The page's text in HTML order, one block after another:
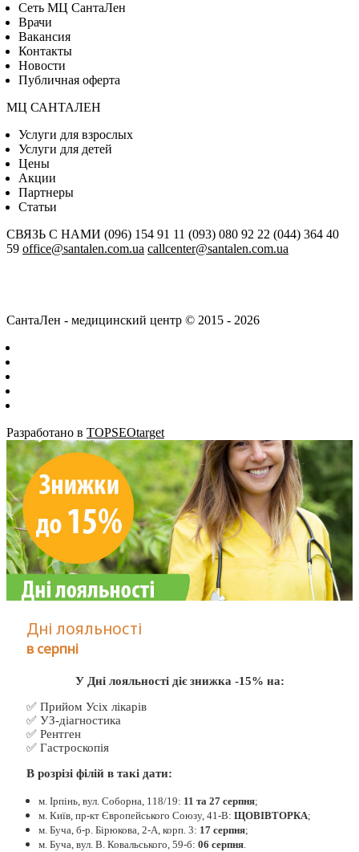
Сеть МЦ СантаЛен
Врачи
Вакансия
Контакты
Новости
Публичная оферта
МЦ САНТАЛЕН
Услуги для взрослых
Услуги для детей
Цены
Акции
Партнеры
Статьи
СВЯЗЬ С НАМИ (096) 154 91 11 (093) 080 92 22 (044) 364 40
59 office@santalen.com.ua callcenter@santalen.com.ua
СантаЛен - медицинский центр © 2015 - 2026
Разработано в TOPSEOtarget
Дні лояльності
в серпні
У Дні лояльності діє знижка -15% на:
✅ Прийом Усіх лікарів
✅ УЗ-діагностика
✅ Рентген
✅ Гастроскопія
В розрізі філій в такі дати:
м. Ірпінь, вул. Соборна, 118/19: 11 та 27 серпня;
м. Київ, пр-кт Європейського Союзу, 41-В: ЩОВІВТОРКА;
м. Буча, б-р. Бірюкова, 2-А, корп. 3: 17 серпня;
м. Буча, вул. В. Ковальського, 59-б: 06 серпня.